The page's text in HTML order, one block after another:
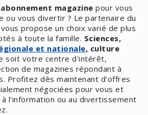
abonnement magazine pour vous
ou vous divertir ? Le partenaire du
propose un choix varié de plus
à toute la famille. Sciences,
et nationale, culture
soit votre centre d'intérêt,
de magazines répondant à
Profitez dès maintenant d'offres
négociées pour vous et
l'information ou au divertissement